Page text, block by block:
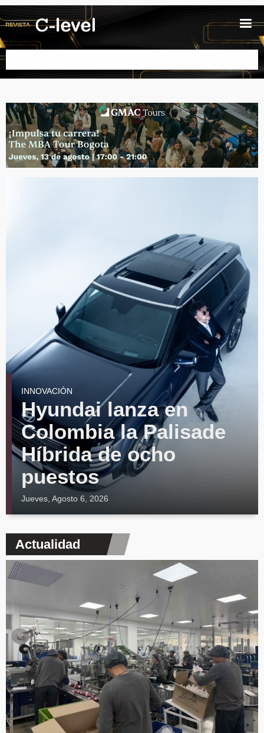
Pasar al contenido principal
Buscar
INNOVACIÓN
Hyundai lanza en
Colombia la Palisade
Híbrida de ocho
puestos
Jueves, Agosto 6, 2026
Actualidad